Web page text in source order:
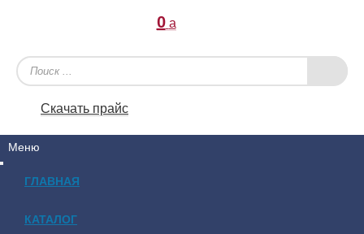
0 a
Скачать прайс
Меню
ГЛАВНАЯ
КАТАЛОГ